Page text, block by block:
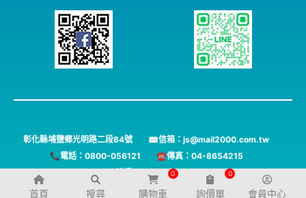
彰化縣埔鹽鄉光明路二段84號
✉信箱：js@mail2000.com.tw
📞電話：0800-056121
☎️傳真：04-8654215
統編:24416696
台灣劍聲教育工業有限公司 版權所有 © 2024 All Rights Reserved.
首頁 搜尋 購物車
0
詢價單
0
會員中心